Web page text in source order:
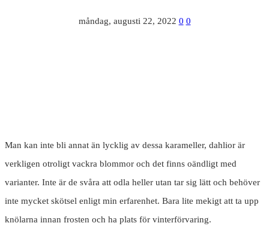
måndag, augusti 22, 2022 0 0
Man kan inte bli annat än lycklig av dessa karameller, dahlior är
verkligen otroligt vackra blommor och det finns oändligt med
varianter. Inte är de svåra att odla heller utan tar sig lätt och behöver
inte mycket skötsel enligt min erfarenhet. Bara lite mekigt att ta upp
knölarna innan frosten och ha plats för vinterförvaring.